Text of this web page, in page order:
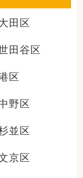
田区
田谷区
区
野区
並区
京区